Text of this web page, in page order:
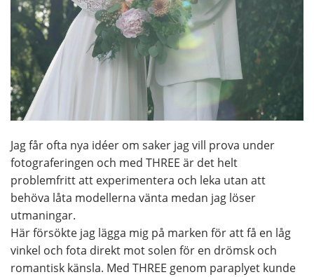
Jag får ofta nya idéer om saker jag vill prova under
fotograferingen och med THREE är det helt
problemfritt att experimentera och leka utan att
behöva låta modellerna vänta medan jag löser
utmaningar.
Här försökte jag lägga mig på marken för att få en låg
vinkel och fota direkt mot solen för en drömsk och
romantisk känsla. Med THREE genom paraplyet kunde